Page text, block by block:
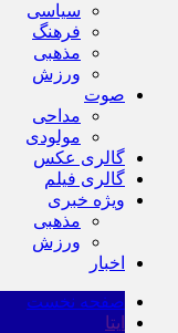
سیاسی
فرهنگ
مذهبی
ورزش
صوت
مداحی
مولودی
گالری عکس
گالری فیلم
ویژه خبری
مذهبی
ورزش
اخبار
صفحه نخست
ایتا